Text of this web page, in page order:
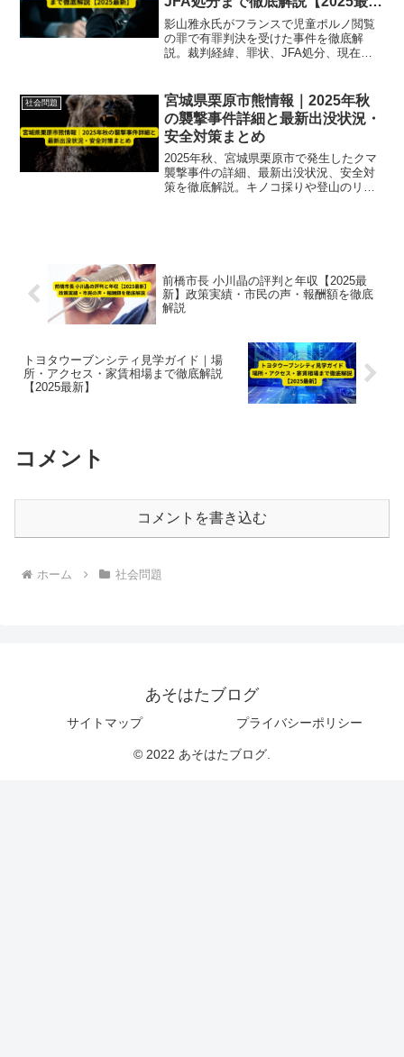
新】
影山雅永氏がフランスで児童ポルノ閲覧
の罪で有罪判決を受けた事件を徹底解
説。裁判経緯、罪状、JFA処分、現在の
社会問題
宮城県栗原市熊情報｜2025年秋
の襲撃事件詳細と最新出没状況・
安全対策まとめ
2025年秋、宮城県栗原市で発生したクマ
襲撃事件の詳細、最新出没状況、安全対
策を徹底解説。キノコ採りや登山のリス
前橋市長 小川晶の評判と年収【2025最
新】政策実績・市民の声・報酬額を徹底
解説
トヨタウーブンシティ見学ガイド｜場
所・アクセス・家賃相場まで徹底解説
【2025最新】
コメント
コメントを書き込む
ホーム 社会問題
あそはたブログ
サイトマップ プライバシーポリシー
© 2022 あそはたブログ.